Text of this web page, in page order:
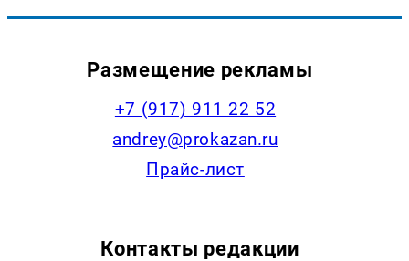
Размещение рекламы
+7 (917) 911 22 52
andrey@prokazan.ru
Прайс-лист
Контакты редакции